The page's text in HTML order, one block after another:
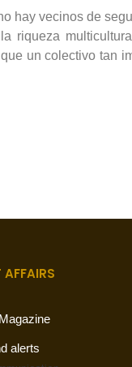
vecinos de
riqueza
un colectivo tan
AFFAIRS
alerts